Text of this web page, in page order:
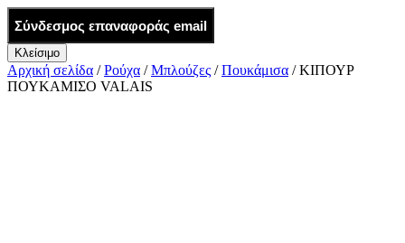
Σύνδεσμος επαναφοράς email
Κλείσιμο
Αρχική σελίδα /Ρούχα /Μπλούζες /Πουκάμισα / ΚΙΠΟΥΡ
ΠΟΥΚΑΜΙΣΟ VALAIS